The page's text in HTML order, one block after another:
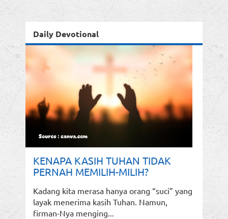
Daily Devotional
KENAPA KASIH TUHAN TIDAK
PERNAH MEMILIH-MILIH?
Kadang kita merasa hanya orang “suci” yang
layak menerima kasih Tuhan. Namun,
firman-Nya menging...